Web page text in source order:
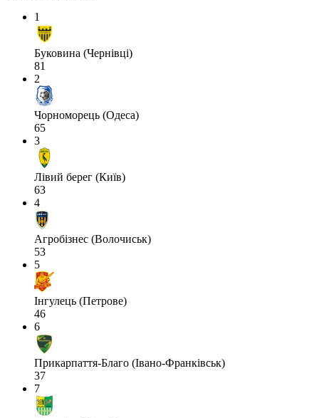
1
Буковина (Чернівці)
81
2
Чорноморець (Одеса)
65
3
Лівий берег (Київ)
63
4
Агробізнес (Волочиськ)
53
5
Інгулець (Петрове)
46
6
Прикарпаття-Благо (Івано-Франківськ)
37
7